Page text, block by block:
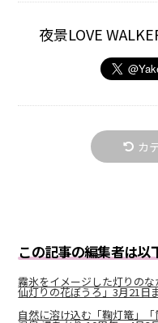
夜景LOVE
カ
この記事の編集者は以
霧氷をイメージした灯りの
仙灯りの花ぼうろ」3月21日
自然に溶け込む「鞠灯篭」